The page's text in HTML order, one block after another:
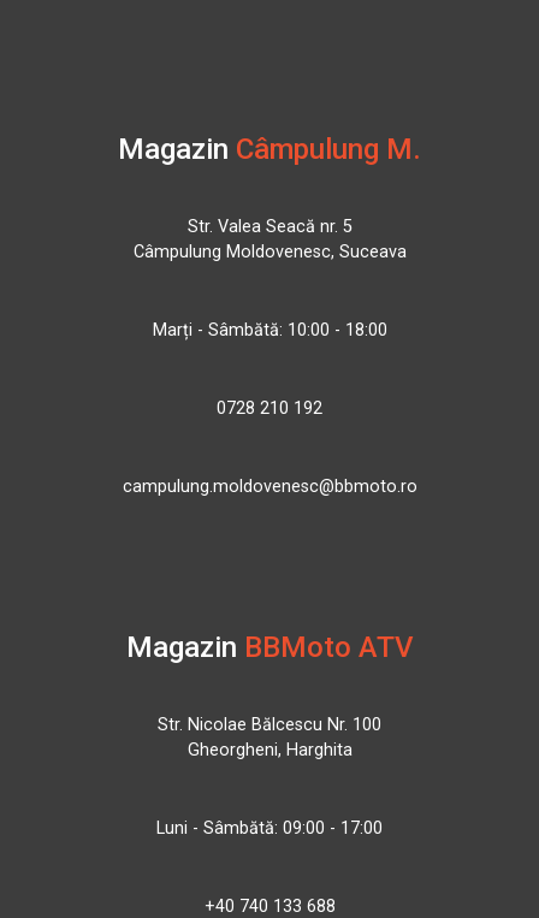
Magazin Câmpulung M.
Str. Valea Seacă nr. 5
Câmpulung Moldovenesc, Suceava
Marți - Sâmbătă: 10:00 - 18:00
0728 210 192
campulung.moldovenesc@bbmoto.ro
Magazin BBMoto ATV
Str. Nicolae Bălcescu Nr. 100
Gheorgheni, Harghita
Luni - Sâmbătă: 09:00 - 17:00
+40 740 133 688